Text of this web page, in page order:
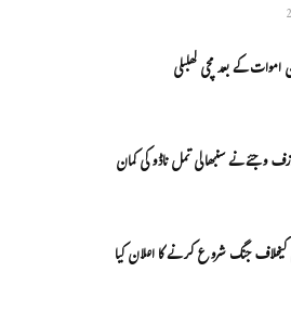
کے بعد مچی کھلبلی
وجئے نے سنبھالی تمل ناڈو کی کمان
جنگ شروع کرنے کا اعلان کیا